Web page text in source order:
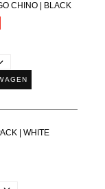
CHINO | BLACK
| WHITE